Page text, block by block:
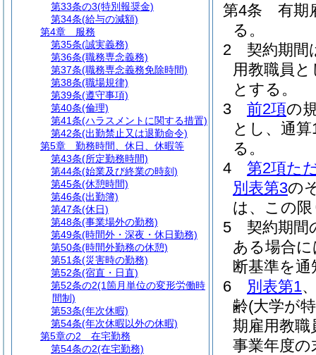
第4条
有期
る。
2
契約期間
用教職員
とする。
3
前2項の
とし、通
る。
4
第2項た
別表第3の
は、この
5
契約期間
ある場合
断基準を
6
別表第1
齢(大学が
期雇用教
事業年度
第33条の3(特別報奨金)
第34条(給与の減額)
第4章
服務
第35条(誠実義務)
第36条(職務専念義務)
第37条(職務専念義務免除時間)
第38条(職場規律)
第39条(遵守事項)
第40条(倫理)
第41条(ハラスメントに関する措置)
第42条(出勤禁止又は退勤命令)
第5章
勤務時間、休日、休暇等
第43条(所定勤務時間)
第44条(始業及び終業の時刻)
第45条(休憩時間)
第46条(出勤簿)
第47条(休日)
第48条(事業場外の勤務)
第49条(時間外・深夜・休日勤務)
第50条(時間外勤務の休憩)
第51条(災害時の勤務)
第52条(宿直・日直)
第52条の2(1箇月単位の変形労働時
間制)
第53条(年次休暇)
第54条(年次休暇以外の休暇)
第5章の2
在宅勤務
第54条の2(在宅勤務)